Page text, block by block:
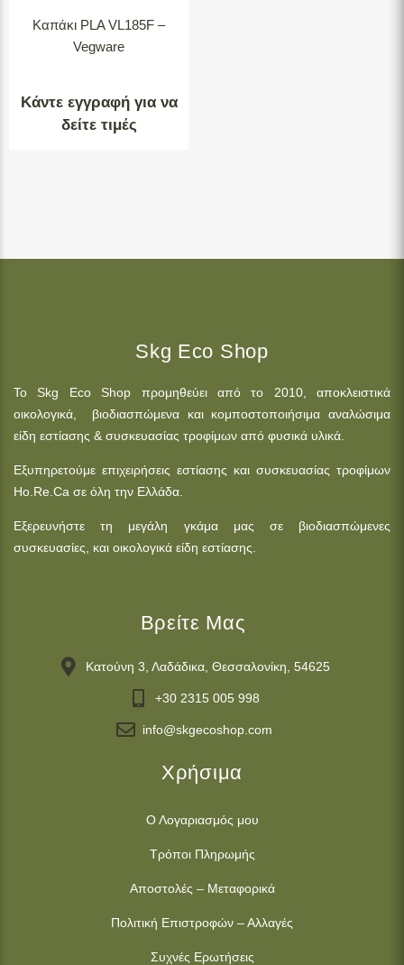
Καπάκι PLA VL185F –
Vegware
Κάντε εγγραφή για να
δείτε τιμές
Skg Eco Shop
Το Skg Eco Shop προμηθεύει από το 2010, αποκλειστικά
οικολογικά, βιοδιασπώμενα και κομποστοποιήσιμα αναλώσιμα
είδη εστίασης & συσκευασίας τροφίμων από φυσικά υλικά.
Εξυπηρετούμε επιχειρήσεις εστίασης και συσκευασίας τροφίμων
Ho.Re.Ca σε όλη την Ελλάδα.
Εξερευνήστε τη μεγάλη γκάμα μας σε βιοδιασπώμενες
συσκευασίες, και οικολογικά είδη εστίασης.
Βρείτε Μας
Κατούνη 3, Λαδάδικα, Θεσσαλονίκη, 54625
+30 2315 005 998
info@skgecoshop.com
Χρήσιμα
Ο Λογαριασμός μου
Τρόποι Πληρωμής
Αποστολές – Μεταφορικά
Πολιτική Επιστροφών – Αλλαγές
Συχνές Ερωτήσεις